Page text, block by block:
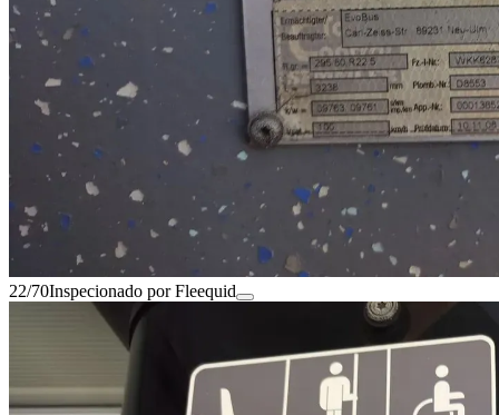
22/70Inspecionado por Fleequid